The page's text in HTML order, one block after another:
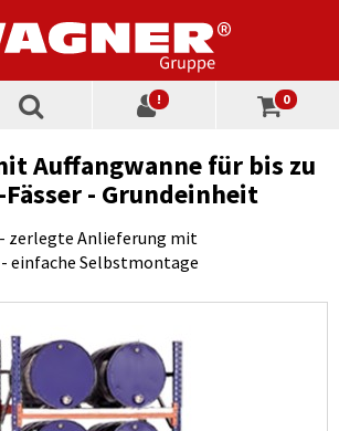
! 0
Auffangwanne für bis zu
- Grundeinheit
zerlegte Anlieferung mit
einfache Selbstmontage